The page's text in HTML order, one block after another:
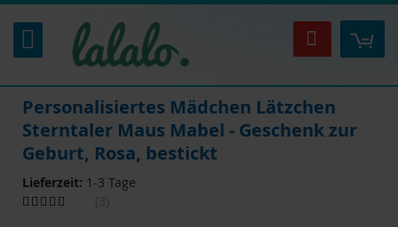
Inhalt
springen
Suche
Personalisiertes Mädchen Lätzchen
Sterntaler Maus Mabel - Geschenk zur
Geburt, Rosa, bestickt
Lieferzeit: 1-3 Tage
Bewertung: